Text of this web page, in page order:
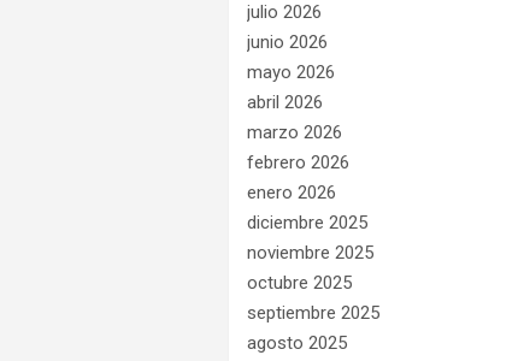
julio 2026
junio 2026
mayo 2026
abril 2026
marzo 2026
febrero 2026
enero 2026
diciembre 2025
noviembre 2025
octubre 2025
septiembre 2025
agosto 2025